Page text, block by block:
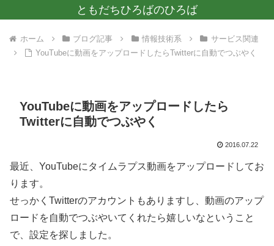
ともだちひろばのひろば
ホーム ブログ記事 情報技術系
サービス関連
YouTubeに動画をアップロードしたらTwitterに自動でつぶやく
YouTubeに動画をアップロードしたら
Twitterに自動でつぶやく
2016.07.22
最近、YouTubeにタイムラプス動画をアップロードしてお
ります。
せっかくTwitterのアカウントもありますし、動画のアップ
ロードを自動でつぶやいてくれたら嬉しいなということ
で、設定を探しました。